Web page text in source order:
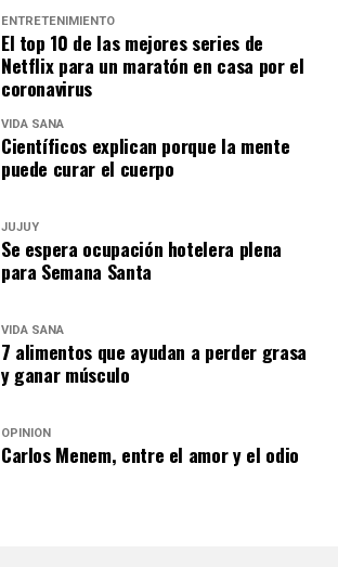
ENTRETENIMIENTO
El top 10 de las mejores series de
Netflix para un maratón en casa por el
coronavirus
VIDA SANA
Científicos explican porque la mente
puede curar el cuerpo
JUJUY
Se espera ocupación hotelera plena
para Semana Santa
VIDA SANA
7 alimentos que ayudan a perder grasa
y ganar músculo
OPINIÓN
Carlos Menem, entre el amor y el odio